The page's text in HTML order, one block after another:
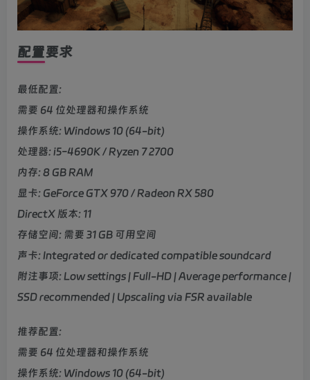
配置要求
最低配置:
需要 64 位处理器和操作系统
操作系统: Windows 10 (64-bit)
处理器: i5-4690K / Ryzen 7 2700
内存: 8 GB RAM
显卡: GeForce GTX 970 / Radeon RX 580
DirectX 版本: 11
存储空间: 需要 31 GB 可用空间
声卡: Integrated or dedicated compatible soundcard
附注事项: Low settings | Full-HD | Average performance |
SSD recommended | Upscaling via FSR available
推荐配置:
需要 64 位处理器和操作系统
操作系统: Windows 10 (64-bit)